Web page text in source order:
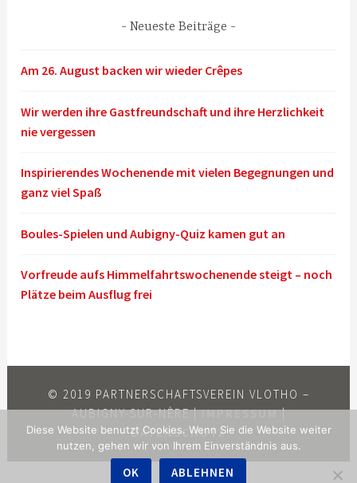
Neueste Beiträge
Am 26. August backen wir wieder Crêpes
Wir werden ihre Gastfreundschaft und ihre Herzlichkeit
nie vergessen
Inspirierendes Wochenende mit vielen Begegnungen und
ganz viel Spaß
Boules-Spielen und Aubigny-Quiz kamen gut an
Vorfreude aufs Himmelfahrtswochenende steigt – noch
Plätze beim Ausflug frei
© 2019 PARTNERSCHAFTSVEREIN VLOTHO –
AUBIGNY-SUR-NÈRE |IMPRESSUM|
DATENSCHUTZ
Diese Website benutzt Cookies. Wenn Sie die Website weiter
nutzen, gehen wir von Ihrem Einverständnis aus.
OK ABLEHNEN